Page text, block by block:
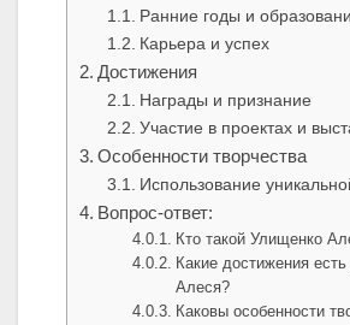
Ранние годы и
Карьера и успех
Достижения
Награды и признание
Участие в проектах и
Особенности творчества
Использование
Вопрос-ответ:
Кто такой Улищенко
Какие достижения
Алеся?
Каковы особенности